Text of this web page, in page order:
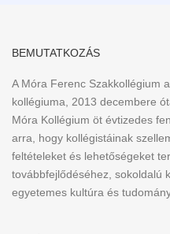
BEMUTATKOZÁS
A Móra Ferenc Szakkollégium
kollégiuma, 2013 decembere
Móra Kollégium öt évtizedes
arra, hogy kollégistáinak
feltételeket és lehetőségeket
továbbfejlődéséhez, sokoldalú
egyetemes kultúra és